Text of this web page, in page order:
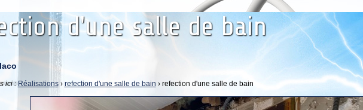
ici : Réalisations› refection d'une salle de bain › refection d'une salle de bain
d'une salle de bain